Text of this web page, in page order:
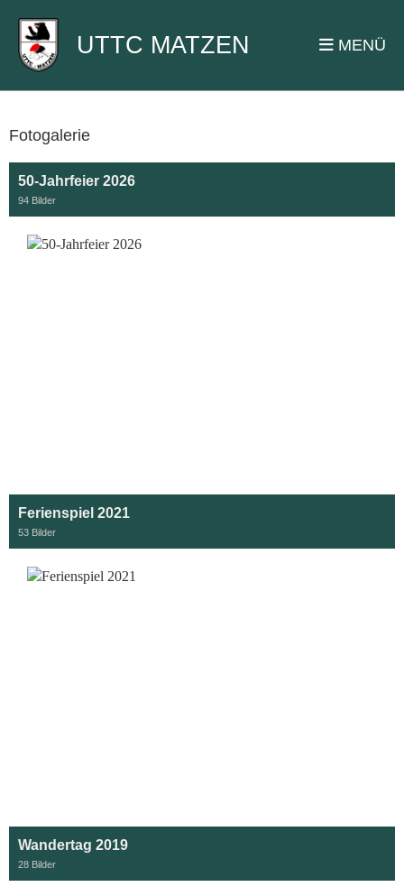
UTTC MATZEN MENÜ
Fotogalerie
50-Jahrfeier 2026
94 Bilder
Ferienspiel 2021
53 Bilder
Wandertag 2019
28 Bilder